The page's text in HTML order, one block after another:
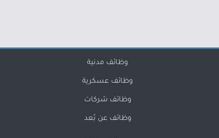
وظائف مدنية
وظائف عسكرية
وظائف شركات
وظائف عن بُعد